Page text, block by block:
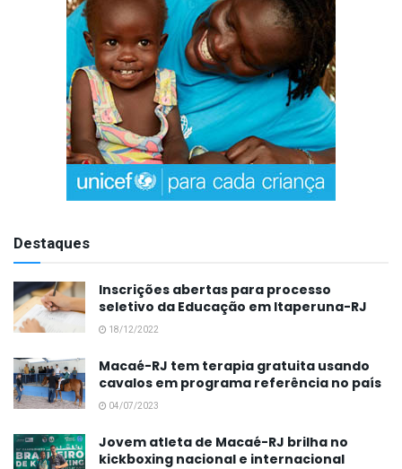
Destaques
Inscrições abertas para processo
seletivo da Educação em Itaperuna-RJ
18/12/2022
Macaé-RJ tem terapia gratuita usando
cavalos em programa referência no país
04/07/2023
Jovem atleta de Macaé-RJ brilha no
kickboxing nacional e internacional